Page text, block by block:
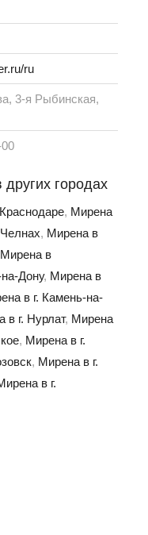
ru
3-я Рыбинская,
городах
, Мирена
, Мирена в
Мирена в
Дону, Мирена в
в г. Камень-на-
в г. Нурлат, Мирена
, Мирена в г.
, Мирена в г.
в г.